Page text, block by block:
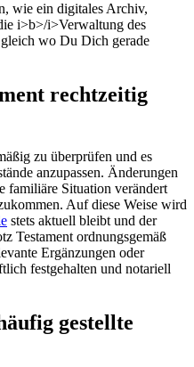
wie ein digitales Archiv,
i>b>/i>Verwaltung des
wo Du Dich gerade
rechtzeitig
zu überprüfen und es
anzupassen. Änderungen
familiäre Situation verändert
Auf diese Weise wird
stets aktuell bleibt und der
Testament ordnungsgemäß
Ergänzungen oder
festgehalten und notariell
gestellte